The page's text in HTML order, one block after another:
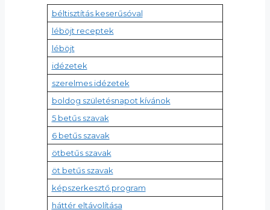
béltisztítás keserűsóval
léböjt receptek
léböjt
idézetek
szerelmes idézetek
boldog születésnapot kívánok
5 betűs szavak
6 betűs szavak
ötbetűs szavak
öt betűs szavak
képszerkesztő program
háttér eltávolítása